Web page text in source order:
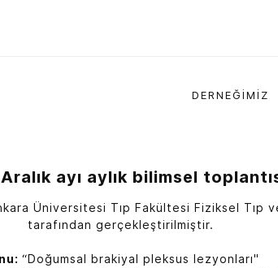
DERNEĞİMİZ
ayı aylık bilimsel
Üniversitesi Tıp Fakültesi Fiziksel Tıp
tarafından gerçekleştirilmiştir.
“Doğumsal brakiyal pleksus lezyonları"